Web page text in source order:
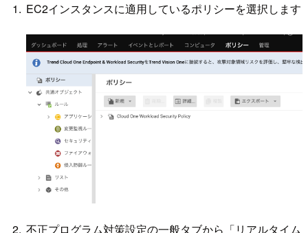
EC2インスタンスに適用しているポリシーを選択します
不正プログラム対策設定の一般タブから「リアルタイム